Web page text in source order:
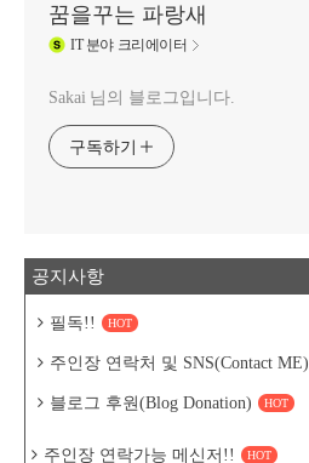
꿈을꾸는 파랑새
IT분야 크리에이터
Sakai 님의 블로그입니다.
구독하기
공지사항
필독!! HOT
주인장 연락처 및 SNS(Contact ME)
블로그 후원(Blog Donation) HOT
주인장 연락가능 메신저!! HOT